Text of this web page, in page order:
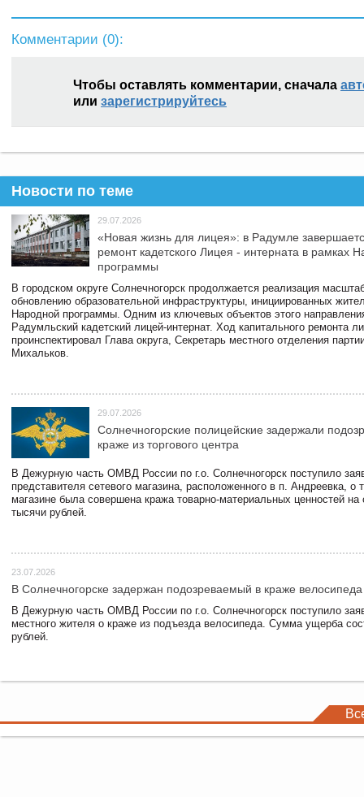
Комментарии (0):
Чтобы оставлять комментарии, сначала
или зарегистрируйтесь
Новости по теме
29.07.2026
«Новая жизнь для лицея»: в Радумле
ремонт кадетского Лицея - интерната в рамках
программы
В городском округе Солнечногорск продолжается реализация
обновлению образовательной инфраструктуры, инициированных
Народной программы. Одним из ключевых объектов этого
Радумльский кадетский лицей-интернат. Ход капитального ремонта
проинспектировал Глава округа, Секретарь местного отделения
Михальков.
29.07.2026
Солнечногорские полицейские задержали
краже из торгового центра
В Дежурную часть ОМВД России по г.о. Солнечногорск поступило
представителя сетевого магазина, расположенного в п. Андреевка, о
магазине была совершена кража товарно-материальных ценностей
тысячи рублей.
23.07.2026
В Солнечногорске задержан подозреваемый в краже велосипеда
В Дежурную часть ОМВД России по г.о. Солнечногорск поступило
местного жителя о краже из подъезда велосипеда. Сумма ущерба
рублей.